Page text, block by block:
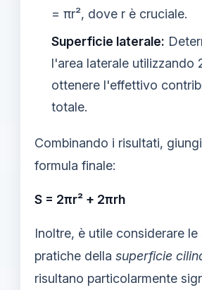
= πr², dove r è cruciale.
Superficie laterale:
l'area laterale utilizzando
ottenere l'effettivo
totale.
Combinando i risultati,
formula finale:
S = 2πr² + 2πrh
Inoltre, è utile considerare le
pratiche della superficie
risultano particolarmente